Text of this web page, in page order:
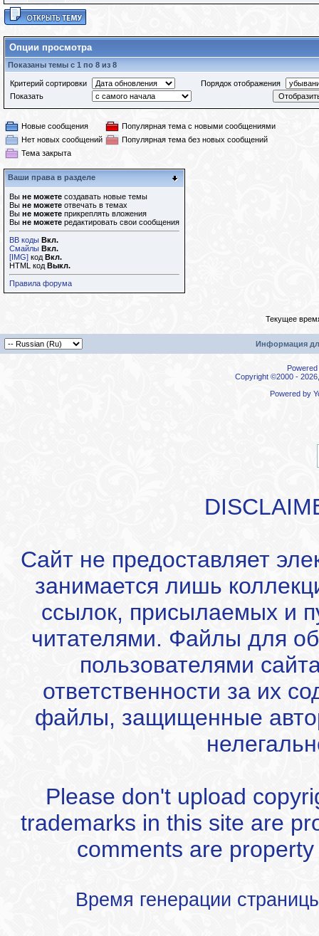
Опции просмотра
Показаны темы с 1 по 8 из 8
Критерий сортировки
Порядок отображения
Показать
Новые сообщения
Популярная тема с новыми сообщениями
Нет новых сообщений
Популярная тема без новых сообщений
Тема закрыта
Ваши права в разделе
Вы не можете создавать новые темы
Вы не можете отвечать в темах
Вы не можете прикреплять вложения
Вы не можете редактировать свои сообщения
BB коды Вкл.
Смайлы Вкл.
[IMG] код Вкл.
HTML код Выкл.
Правила форума
Текущее
Информация
Copyright ©2000 -
Powered by
Сайт не предоставляет
занимается лишь
ссылок, присылаемых и
читателями. Файлы для
пользователями
ответственности за их
файлы, защищенные
Please don't upload
trademarks in this site are
comments are
Время генерации